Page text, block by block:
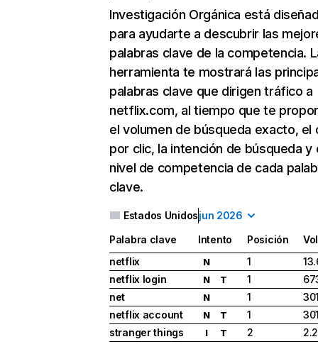
Investigación Orgánica está
para ayudarte a descubrir las
palabras clave de la competencia.
herramienta te mostrará las
palabras clave que dirigen tráfico a
netflix.com, al tiempo que te
el volumen de búsqueda exacto, el
por clic, la intención de búsqueda y
nivel de competencia de cada
clave.
Estados Unidosjun 2026
Palabra clave Intento Posición
netflix
N 1
netflix login
N T 1
net
N 1
netflix account
N T 1
stranger things
I T 2